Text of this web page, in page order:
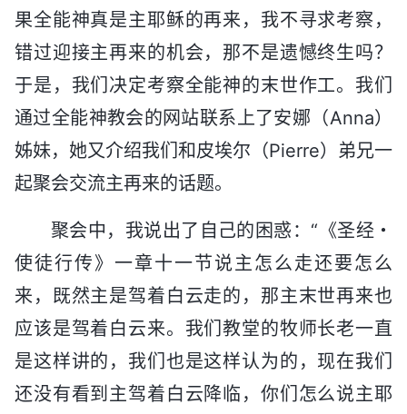
果全能神真是主耶稣的再来，我不寻求考察，
错过迎接主再来的机会，那不是遗憾终生吗？
于是，我们决定考察全能神的末世作工。我们
通过全能神教会的网站联系上了安娜（Anna）
姊妹，她又介绍我们和皮埃尔（Pierre）弟兄一
起聚会交流主再来的话题。
聚会中，我说出了自己的困惑：“《圣经・
使徒行传》一章十一节说主怎么走还要怎么
来，既然主是驾着白云走的，那主末世再来也
应该是驾着白云来。我们教堂的牧师长老一直
是这样讲的，我们也是这样认为的，现在我们
还没有看到主驾着白云降临，你们怎么说主耶